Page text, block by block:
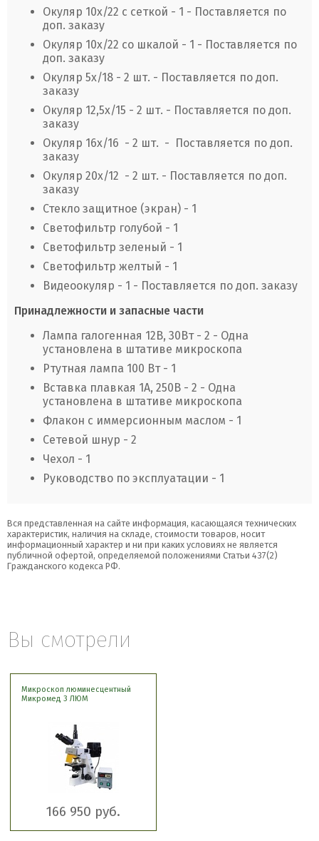
Окуляр 10х/22 с сеткой - 1 - Поставляется по
доп. заказу
Окуляр 10х/22 со шкалой - 1 - Поставляется по
доп. заказу
Окуляр 5х/18 - 2 шт. - Поставляется по доп.
заказу
Окуляр 12,5х/15 - 2 шт. - Поставляется по доп.
заказу
Окуляр 16х/16 - 2 шт. - Поставляется по доп.
заказу
Окуляр 20х/12 - 2 шт. - Поставляется по доп.
заказу
Стекло защитное (экран) - 1
Светофильтр голубой - 1
Светофильтр зеленый - 1
Светофильтр желтый - 1
Видеоокуляр - 1 - Поставляется по доп. заказу
Принадлежности и запасные части
Лампа галогенная 12В, 30Вт - 2 - Одна
установлена в штативе микроскопа
Ртутная лампа 100 Вт - 1
Вставка плавкая 1А, 250В - 2 - Одна
установлена в штативе микроскопа
Флакон с иммерсионным маслом - 1
Сетевой шнур - 2
Чехол - 1
Руководство по эксплуатации - 1
Вся представленная на сайте информация, касающаяся технических
характеристик, наличия на складе, стоимости товаров, носит
информационный характер и ни при каких условиях не является
публичной офертой, определяемой положениями Статьи 437(2)
Гражданского кодекса РФ.
Вы смотрели
Микроскоп люминесцентный
Микромед 3 ЛЮМ
166 950 руб.